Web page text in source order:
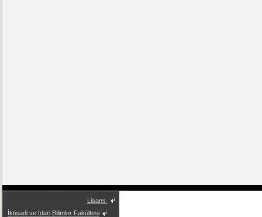
Lisans
İktisadi ve İdari Bilimler Fakültesi